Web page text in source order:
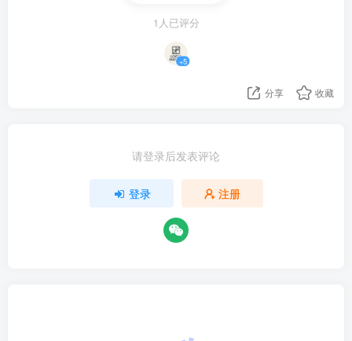
1人已评分
+5
分享 收藏
请登录后发表评论
登录 注册